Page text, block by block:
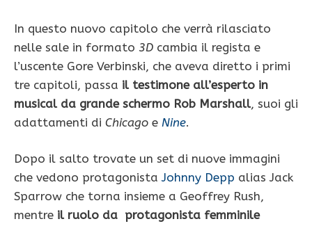
In questo nuovo capitolo che verrà rilasciato
nelle sale in formato 3D cambia il regista e
l’uscente Gore Verbinski, che aveva diretto i primi
tre capitoli, passa il testimone all’esperto in
musical da grande schermo Rob Marshall, suoi gli
adattamenti di Chicago e Nine.
Dopo il salto trovate un set di nuove immagini
che vedono protagonista Johnny Depp alias Jack
Sparrow che torna insieme a Geoffrey Rush,
mentre il ruolo da protagonista femminile